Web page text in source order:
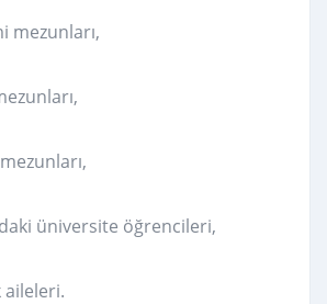
mezunları,
üniversite öğrencileri,
aileleri.